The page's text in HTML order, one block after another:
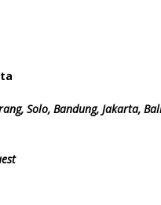
Solo, Bandung, Jakarta,